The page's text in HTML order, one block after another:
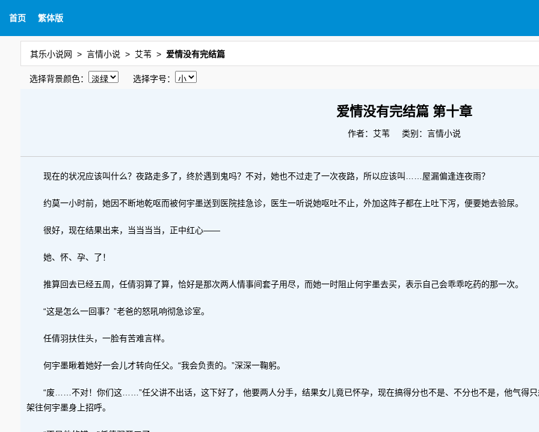
首页 繁体版
其乐小说网 言情小说 艾苇 爱情没有完结篇
选择背景颜色： 选择字号：
爱情没有完结篇 第十章
作者： 艾苇 类别：言情小说
现在的状况应该叫什么？夜路走多了，终於遇到鬼吗？不对，她也不过走了一次夜路，所以应该叫……屋漏偏逢连夜雨？
约莫一小时前，她因不断地乾呕而被何宇墨送到医院挂急诊，医生一听说她呕吐不止，外加这阵子都在上吐下泻，便要她去验尿。
很好，现在结果出来，当当当当，正中红心——
她、怀、孕、了！
推算回去已经五周，任倩羽算了算，恰好是那次两人情事间套子用尽，而她一时阻止何宇墨去买，表示自己会乖乖吃药的那一次。
“这是怎么一回事？”老爸的怒吼响彻急诊室。
任倩羽扶住头，一脸有苦难言样。
何宇墨瞅着她好一会儿才转向任父。“我会负责的。”深深一鞠躬。
“废……不对！你们这……”任父讲不出话，这下好了，他要两人分手，结果女儿竟已怀孕，现在搞得分也不是、不分也不是，他气得只
架往何宇墨身上招呼。